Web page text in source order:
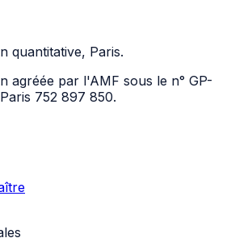
quantitative, Paris.
agréée par l'AMF sous le n° GP-
752 897 850.